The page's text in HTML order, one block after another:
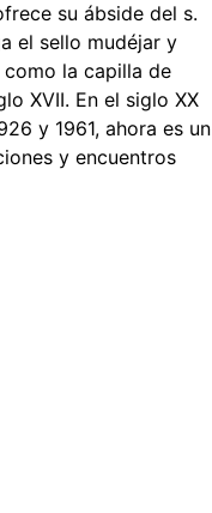
su ábside del s.
el sello mudéjar y
la capilla de
XVII. En el siglo XX
y 1961, ahora es un
y encuentros